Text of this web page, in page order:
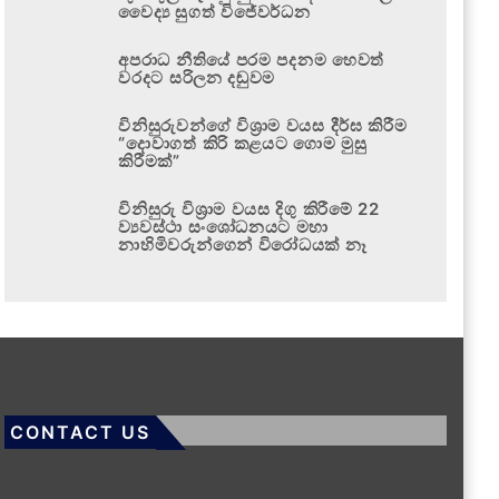
වෛද්‍ය සුගත් විජේවර්ධන
අපරාධ නීතියේ පරම පදනම හෙවත්
වරදට සරිලන දඬුවම
විනිසුරුවන්ගේ විශ්‍රාම වයස දීර්ඝ කිරීම
“දොවාගත් කිරි කළයට ගොම මුසු
කිරීමක්”
විනිසුරු විශ්‍රාම වයස දිගු කිරීමේ 22
ව්‍යවස්ථා සංශෝධනයට මහා
නාහිමිවරුන්ගෙන් විරෝධයක් නෑ
CONTACT US